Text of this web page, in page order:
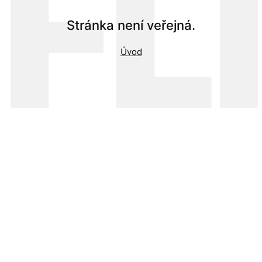
Stránka není veřejná.
Úvod